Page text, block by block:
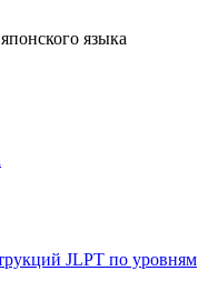
языка
JLPT по уровням